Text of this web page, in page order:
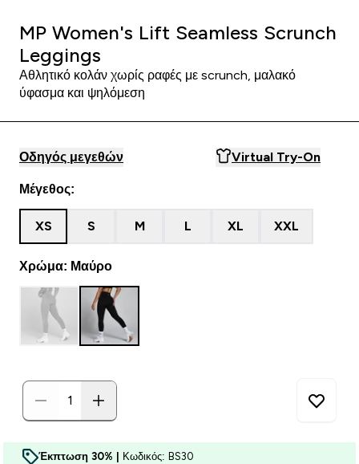
MP Women's Lift Seamless Scrunch
Leggings
Αθλητικό κολάν χωρίς ραφές με scrunch, μαλακό
ύφασμα και ψηλόμεση
Οδηγός μεγεθών Virtual Try-On
Μέγεθος:
XS S M L XL XXL
Χρώμα: Μαύρο
Έκπτωση 30% | Κωδικός: BS30